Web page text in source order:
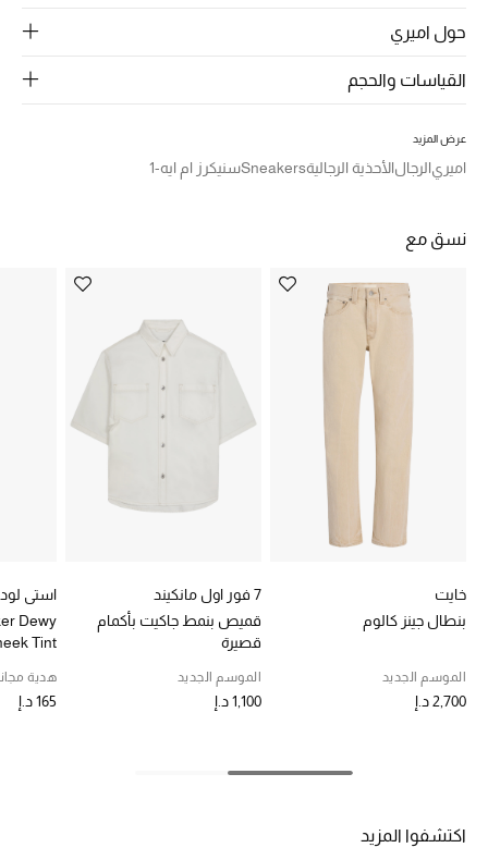
مستلزمات المنزل
المجوهرات
جديد لدينا
النساء
عرض جميع المنتجات
ما وصلنا حديثاً
حصريًا عبر الإنترنت
تشكيلة المناسبات للنساء
حول اميري
القياسات والحجم
عرض المزيد
اميريالرجالالأحذية الرجاليةSneakersسنيكرز ام ايه-1
نسق مع
خايت
بنطال جينز كالوم
الموسم الجديد
2,700 د.إ
7 فور اول مانكيند
قميص بنمط جاكيت بأكمام
قصيرة
الموسم الجديد
1,100 د.إ
استي
Dewy
Tint
هدية
165 د.إ
اكتشفوا المزيد